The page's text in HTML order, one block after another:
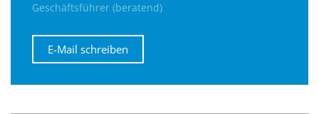
Geschäftsführer (beratend)
E-Mail schreiben